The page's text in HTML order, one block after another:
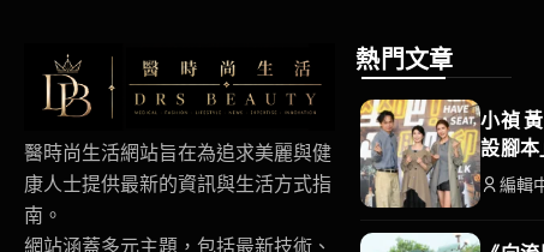
醫時尚生活網站旨在為追求美麗與健
康人士提供最新的資訊與生活方式指
南。
網站涵蓋多元主題，包括最新技術、
熱門文章
小禎
設腳本
編輯